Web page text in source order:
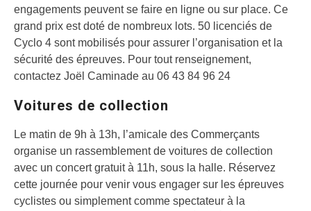
engagements peuvent se faire en ligne ou sur place. Ce
grand prix est doté de nombreux lots. 50 licenciés de
Cyclo 4 sont mobilisés pour assurer l’organisation et la
sécurité des épreuves. Pour tout renseignement,
contactez Joël Caminade au 06 43 84 96 24
Voitures de collection
Le matin de 9h à 13h, l’amicale des Commerçants
organise un rassemblement de voitures de collection
avec un concert gratuit à 11h, sous la halle. Réservez
cette journée pour venir vous engager sur les épreuves
cyclistes ou simplement comme spectateur à la